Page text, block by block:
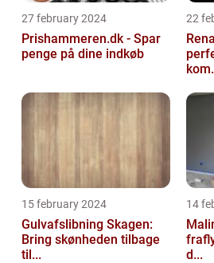
27 february 2024
Prishammeren.dk - Spar
penge på dine indkøb
22
15 february 2024
Gulvafslibning Skagen:
Bring skønheden tilbage
til...
14
d...